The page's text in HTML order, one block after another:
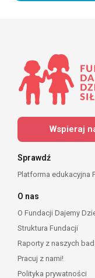
Wspieraj
Sprawdź
Platforma edukacyjna
O nas
O Fundacji Dajemy
Struktura Fundacji
Raporty z naszych
Pracuj z nami!
Polityka prywatności